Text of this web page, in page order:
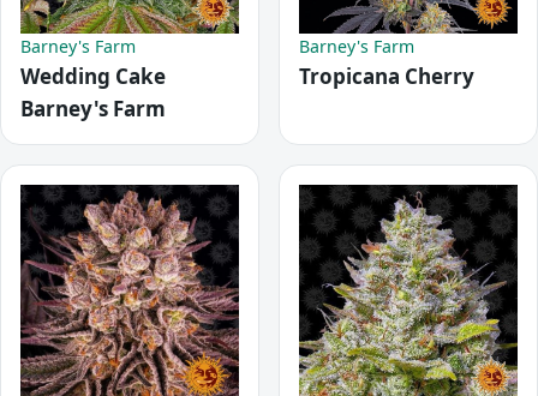
Barney's Farm
Wedding Cake
Barney's Farm
Barney's Farm
Tropicana Cherry